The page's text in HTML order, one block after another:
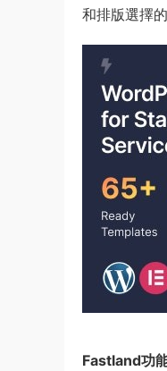
和排版選擇
Fastland功